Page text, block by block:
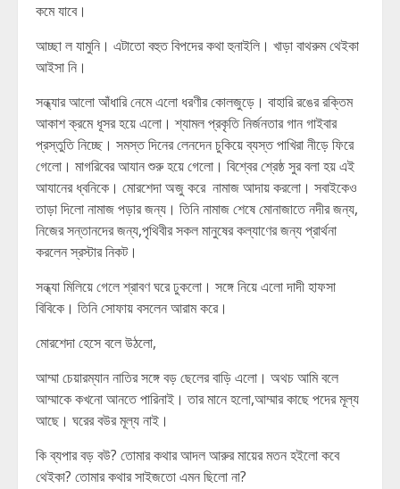
কমে যাবে।
আচ্ছা ল যামুনি। এটাতো বহুত বিপদের কথা হুনাইলি। খাড়া বাথরুম থেইকা
আইসা নি।
সন্ধ্যার আলো আঁধারি নেমে এলো ধরণীর কোলজুড়ে। বাহারি রঙের রক্তিম
আকাশ ক্রমে ধূসর হয়ে এলো। শ্যামল প্রকৃতি নির্জনতার গান গাইবার
প্রস্তুতি নিচ্ছে। সমস্ত দিনের লেনদেন চুকিয়ে ব্যস্ত পাখিরা নীড়ে ফিরে
গেলো। মাগরিবের আযান শুরু হয়ে গেলো। বিশ্বের শ্রেষ্ঠ সুর বলা হয় এই
আযানের ধ্বনিকে। মোর‍শেদা অজু করে নামাজ আদায় করলো। সবাইকেও
তাড়া দিলো নামাজ পড়ার জন্য। তিনি নামাজ শেষে মোনাজাতে নদীর জন্য,
নিজের সন্তানদের জন্য,পৃথিবীর সকল মানুষের কল্যাণের জন্য প্রার্থনা
করলেন স্রস্টার নিকট।
সন্ধ্যা মিলিয়ে গেলে শ্রাবণ ঘরে ঢুকলো। সঙ্গে নিয়ে এলো দাদী হাফসা
বিবিকে। তিনি সোফায় বসলেন আরাম করে।
মোরশেদা হেসে বলে উঠলো,
আম্মা চেয়ারম্যান নাতির সঙ্গে বড় ছেলের বাড়ি এলো। অথচ আমি বলে
আম্মাকে কখনো আনতে পারিনাই। তার মানে হলো,আম্মার কাছে পদের মূল্য
আছে। ঘরের বউর মূল্য নাই।
কি ব্যপার বড় বউ? তোমার কথার আদল আরুর মায়ের মতন হইলো কবে
থেইকা? তোমার কথার সাইজতো এমন ছিলো না?